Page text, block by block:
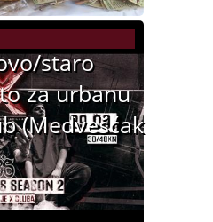
staro
za urbanu
(Medvešćak